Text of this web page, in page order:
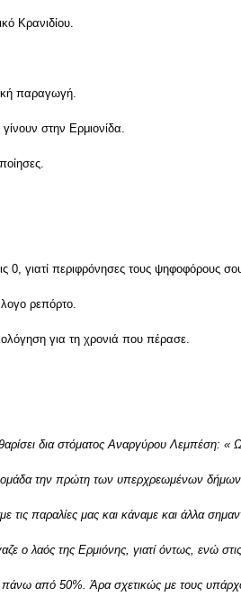
Κρανιδίου.
παραγωγή.
στην Ερμιονίδα.
0, γιατί περιφρόνησες τους ψηφοφόρους
ρεπόρτο.
για τη χρονιά που πέρασε.
δια στόματος Αναργύρου Λεμπέση: «
ομάδα την πρώτη των υπερχρεωμένων
τις παραλίες μας και κάναμε και άλλα
ο λαός της Ερμιόνης, γιατί όντως, ενώ
από 50%. Άρα σχετικώς με τους